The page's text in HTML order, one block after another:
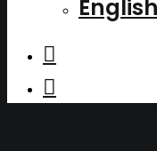
English